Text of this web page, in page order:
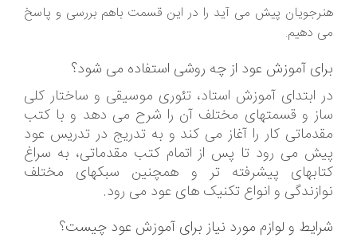
هنرجویان پیش می آید را در این قسمت باهم بررسی و پاسخ
می دهیم.
برای آموزش عود از چه روشی استفاده می شود؟
در ابتدای آموزش استاد، تئوری موسیقی و ساختار کلی
ساز و قسمتهای مختلف آن را شرح می دهد و با کتب
مقدماتی کار را آغاز می کند و به تدریج در تدریس عود
پیش می رود تا پس از اتمام کتب مقدماتی، به سراغ
کتابهای پیشرفته تر و همچنین سبکهای مختلف
نوازندگی و انواع تکنیک های عود می رود.
شرایط و لوازم مورد نیاز برای آموزش عود چیست؟